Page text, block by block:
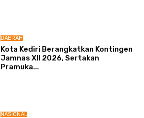
DAERAH
Kota Kediri Berangkatkan Kontingen
Jamnas XII 2026, Sertakan
Pramuka...
NASIONAL